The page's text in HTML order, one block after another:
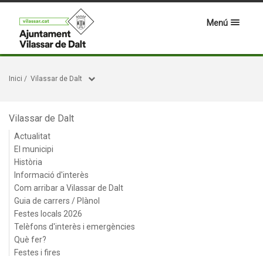
Menú
Inici / Vilassar de Dalt
Vilassar de Dalt
Actualitat
El municipi
Història
Informació d'interès
Com arribar a Vilassar de Dalt
Guia de carrers / Plànol
Festes locals 2026
Telèfons d'interès i emergències
Què fer?
Festes i fires